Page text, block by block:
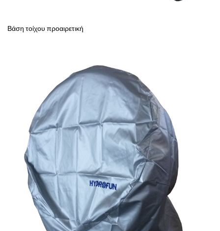
Βάση τοίχου προαιρετική